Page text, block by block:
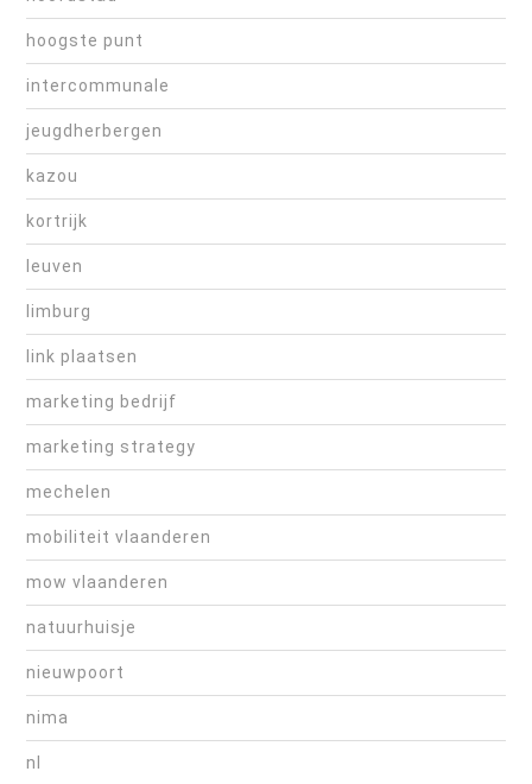
hoogste punt
intercommunale
jeugdherbergen
kazou
kortrijk
leuven
limburg
link plaatsen
marketing bedrijf
marketing strategy
mechelen
mobiliteit vlaanderen
mow vlaanderen
natuurhuisje
nieuwpoort
nima
nl